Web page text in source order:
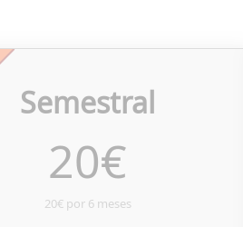
Semestral
20€
20€ por 6 meses